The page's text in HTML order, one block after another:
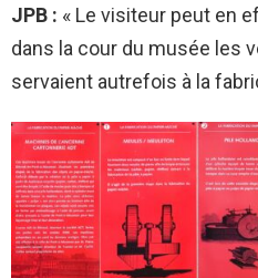
JPB : « Le visiteur peut en
dans la cour du musée les
servaient autrefois à la